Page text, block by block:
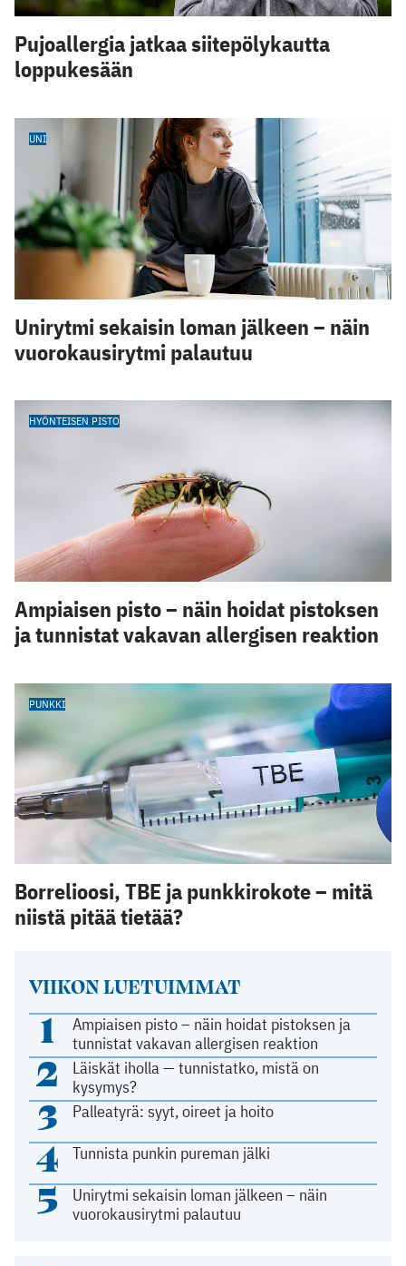
VIIKON LUETUIMMAT
1
Ampiaisen pisto – näin hoidat pistoksen ja
tunnistat vakavan allergisen reaktion
2
Läiskät iholla — tunnistatko, mistä on
kysymys?
3 Palleatyrä: syyt, oireet ja hoito
4 Tunnista punkin pureman jälki
5
Unirytmi sekaisin loman jälkeen – näin
vuorokausirytmi palautuu
Pujoallergia jatkaa siitepölykautta
loppukesään
UNI
Unirytmi sekaisin loman jälkeen – näin
vuorokausirytmi palautuu
HYÖNTEISEN PISTO
Ampiaisen pisto – näin hoidat pistoksen
ja tunnistat vakavan allergisen reaktion
PUNKKI
Borrelioosi, TBE ja punkkirokote – mitä
niistä pitää tietää?